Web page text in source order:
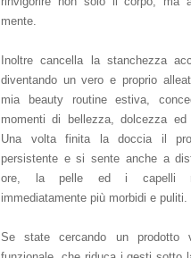
mente.
Inoltre cancella la stanchezza
diventando un vero e proprio
mia beauty routine estiva,
momenti di bellezza, dolcezza ed
Una volta finita la doccia il
persistente e si sente anche a
ore, la pelle ed i capelli
immediatamente più morbidi e puliti.
Se state cercando un prodotto